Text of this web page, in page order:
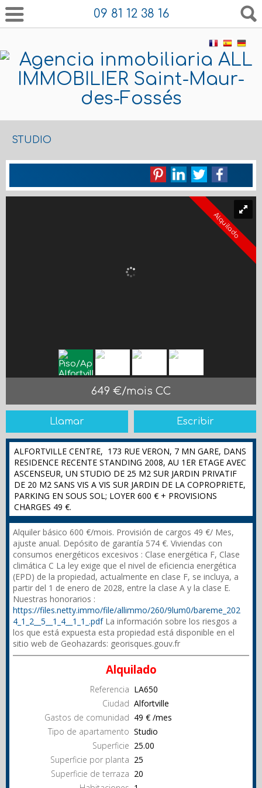
09 81 12 38 16
STUDIO
Alquilado
649 €/mois CC
Llamar Escribir
ALFORTVILLE CENTRE, 173 RUE VERON, 7 MN GARE, DANS
RESIDENCE RECENTE STANDING 2008, AU 1ER ETAGE AVEC
ASCENSEUR, UN STUDIO DE 25 M2 SUR JARDIN PRIVATIF
DE 20 M2 SANS VIS A VIS SUR JARDIN DE LA COPROPRIETE,
PARKING EN SOUS SOL; LOYER 600 € + PROVISIONS
CHARGES 49 €.
Alquiler básico 600 €/mois. Provisión de cargos 49 €/ Mes,
ajuste anual. Depósito de garantía 574 €. Viviendas con
consumos energéticos excesivos : Clase energética F, Clase
climática C La ley exige que el nivel de eficiencia energética
(EPD) de la propiedad, actualmente en clase F, se incluya, a
partir del 1 de enero de 2028, entre la clase A y la clase E.
Nuestras honorarios :
https://files.netty.immo/file/allimmo/260/9lum0/bareme_202
4_1_2__5__1_4__1_1_.pdfLa información sobre los riesgos a
los que está expuesta esta propiedad está disponible en el
sitio web de Geohazards: georisques.gouv.fr
Alquilado
Referencia LA650
Ciudad Alfortville
Gastos de comunidad 49 € /mes
Tipo de apartamento Studio
Superficie 25.00
Superficie por planta 25
Superficie de terraza 20